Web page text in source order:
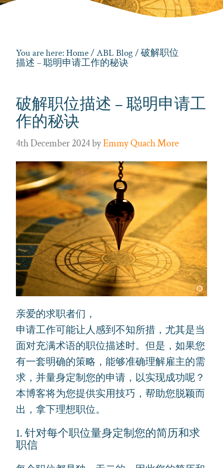
You are here:Home/ ABL Blog/ 破解职位
描述 – 聪明申请工作的秘诀
破解职位描述 – 聪明申请工
作的秘诀
4th December 2024byEmmy Quach More
亲爱的求职者们，
申请工作可能让人感到不知所措，尤其是当
面对充满术语的职位描述时。但是，如果您
有一套明确的策略，能够准确理解雇主的需
求，并量身定制您的申请，以实现成功呢？
本博客将为您提供实用技巧，帮助您脱颖而
出，拿下理想职位。
1. 针对每个职位量身定制您的简历和求
职信